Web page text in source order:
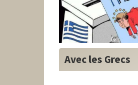
Avec les Grecs